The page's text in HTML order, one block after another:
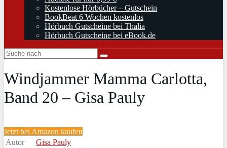
Kostenlose Hörbücher – Gutschein
BookBeat 6 Wochen kostenlos
Hörbuch Gutscheine bei Thalia
Hörbuch Gutscheine bei eBook.de
Windjammer Mamma Carlotta,
Band 20 – Gisa Pauly
Jetzt bei Amazon kaufen
Autor
Gisa Pauly